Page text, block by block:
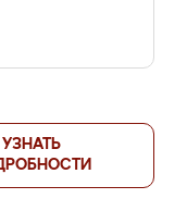
УЗНАТЬ